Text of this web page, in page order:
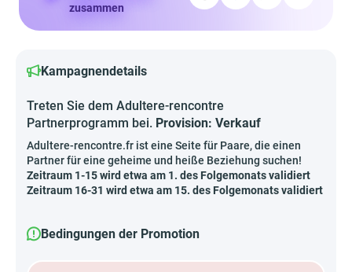
zusammen
Kampagnendetails
Treten Sie dem Adultere-rencontre
Partnerprogramm bei. Provision: Verkauf
Adultere-rencontre.fr ist eine Seite für Paare, die einen
Partner für eine geheime und heiße Beziehung suchen!
Zeitraum 1-15 wird etwa am 1. des Folgemonats validiert
Zeitraum 16-31 wird etwa am 15. des Folgemonats validiert
Bedingungen der Promotion